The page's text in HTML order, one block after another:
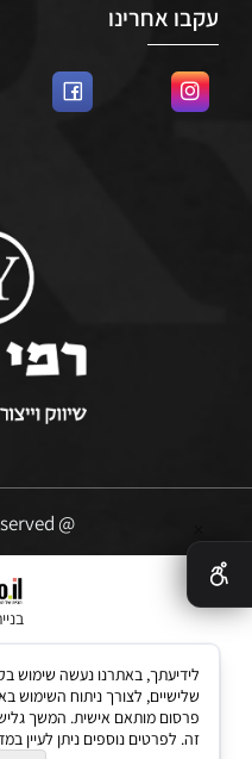
עקבו אחרינו
@ All Rights Reserved
שלישיים, לצורך ניתוח השימוש
פרסום מותאם אישית. המשך
זה. לפרטים נוספים ניתן לעיין